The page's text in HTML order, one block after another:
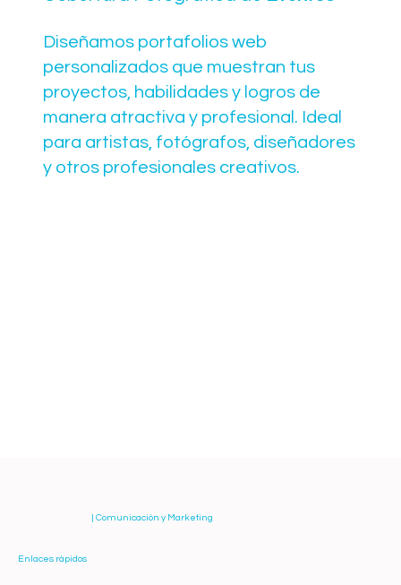
Diseñamos portafolios web
personalizados que muestran tus
proyectos, habilidades y logros de
manera atractiva y profesional. Ideal
para artistas, fotógrafos, diseñadores
y otros profesionales creativos.
| Comunicación y Marketing
Enlaces rápidos